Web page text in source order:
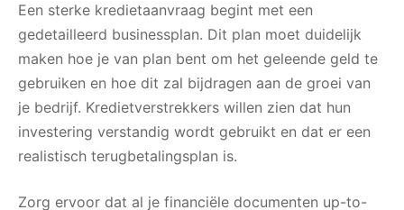
Een sterke kredietaanvraag begint met een
gedetailleerd businessplan. Dit plan moet duidelijk
maken hoe je van plan bent om het geleende geld te
gebruiken en hoe dit zal bijdragen aan de groei van
je bedrijf. Kredietverstrekkers willen zien dat hun
investering verstandig wordt gebruikt en dat er een
realistisch terugbetalingsplan is.
Zorg ervoor dat al je financiële documenten up-to-